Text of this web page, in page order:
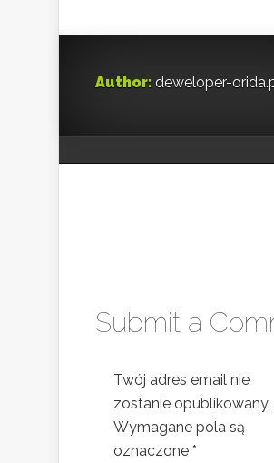
Author: deweloper-
Submit a
Twój adres email nie
zostanie opublikowany.
Wymagane pola są
oznaczone *